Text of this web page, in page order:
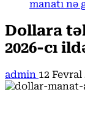
manatı nə
Dollara
2026-cı
admin 12 Fevral